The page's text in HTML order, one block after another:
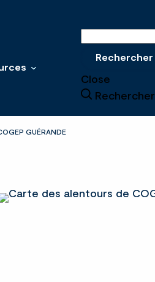
Rechercher
Close
Rechercher
GUÉRANDE